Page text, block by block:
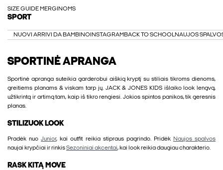
SIZE GUIDE MERGINOMS
SPORT
NUOVI ARRIVI DA BAMBINO INSTAGRAMBACK TO SCHOOLNAUJOS
SPORTINĖ APRANGA
Sportinė apranga suteikia garderobui aiškią kryptį su stiliais tikroms dienoms,
greitiems planams & viskam tarp jų. JACK & JONES KIDS išlaiko look lengvą,
užtikrintą ir artimą tam, kaip iš tikro rengiesi. Jokios spintos panikos, tik geresnis
planas.
STILIZUOK LOOK
Pradėk nuoJunior, kai outfit reikia stipraus pagrindo. Pridėk Naujos spalvos
naujai krypčiai ir rinkisSezoniniai akcentai, kai look reikia daugiau charakterio.
RASK KITĄ MOVE